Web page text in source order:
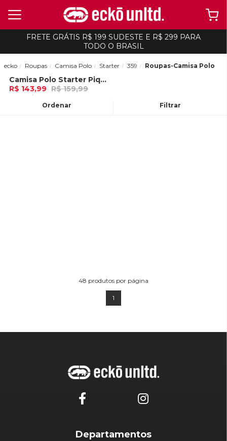
FRETE GRÁTIS R$ 199 SUDESTE E R$ 299 PARA
TODO O BRASIL
Ordenar Filtrar
ecko Roupas Camisa Polo Starter 359 Roupas-Camisa Polo
-10%Camisa Polo Starter Piquet Estampada Preta
R$ 143,99 R$ 159,99
4x de R$ 35,99 Ou
48 produtos por página
1
Departamentos